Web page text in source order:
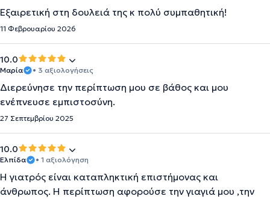
Εξαιρετική στη δουλειά της κ πολύ συμπαθητική!
11 Φεβρουαρίου 2026
10.0
Μαρία • 3 αξιολογήσεις
Διερεύνησε την περίπτωση μου σε βάθος και μου
ενέπνευσε εμπιστοσύνη.
27 Σεπτεμβρίου 2025
10.0
Ελπίδα • 1 αξιολόγηση
Η γιατρός είναι καταπληκτική επιστήμονας και
άνθρωπος. Η περίπτωση αφορούσε την γιαγιά μου ,την